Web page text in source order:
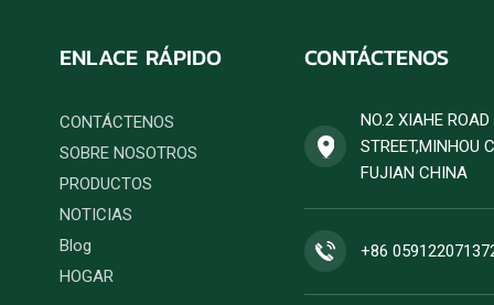
ENLACE RÁPIDO
CONTÁCTENOS
SOBRE NOSOTROS
PRODUCTOS
NOTICIAS
Blog
HOGAR
CONTÁCTENOS
NO.2 XIAHE
STREET,MINHOU
FUJIAN CHINA
+86